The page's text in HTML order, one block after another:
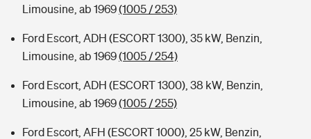
Limousine, ab 1969(1005 / 253)
Ford Escort, ADH (ESCORT 1300), 35 kW, Benzin,
Limousine, ab 1969(1005 / 254)
Ford Escort, ADH (ESCORT 1300), 38 kW, Benzin,
Limousine, ab 1969(1005 / 255)
Ford Escort, AFH (ESCORT 1000), 25 kW, Benzin,